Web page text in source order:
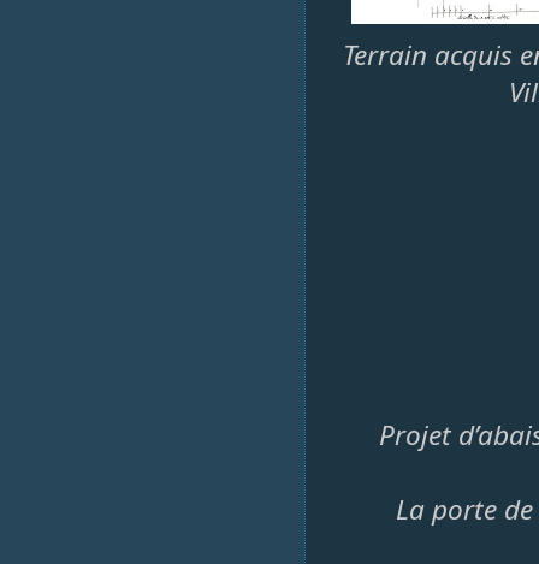
Terrain acquis
Projet
La porte